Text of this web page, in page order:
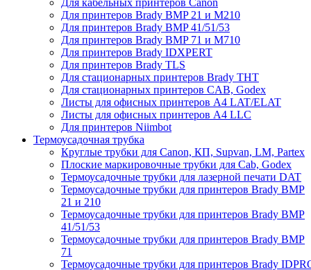
Для кабельных принтеров Canon
Для принтеров Brady BMP 21 и M210
Для принтеров Brady BMP 41/51/53
Для принтеров Brady BMP 71 и M710
Для принтеров Brady IDXPERT
Для принтеров Brady TLS
Для стационарных принтеров Brady THT
Для стационарных принтеров CAB, Godex
Листы для офисных принтеров А4 LAT/ELAT
Листы для офисных принтеров А4 LLC
Для принтеров Niimbot
Термоусадочная трубка
Круглые трубки для Canon, КП, Supvan, LM, Partex
Плоские маркировочные трубки для Cab, Godex
Термоусадочные трубки для лазерной печати DAT
Термоусадочные трубки для принтеров Brady BMP
21 и 210
Термоусадочные трубки для принтеров Brady BMP
41/51/53
Термоусадочные трубки для принтеров Brady BMP
71
Термоусадочные трубки для принтеров Brady